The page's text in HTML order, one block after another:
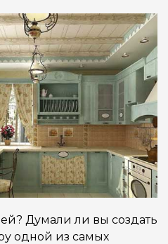
Думали ли вы создать
одной из самых